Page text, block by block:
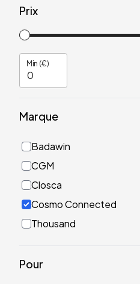
Prix
Min (€)
Marque
Badawin
CGM
Closca
Cosmo Connected
Thousand
Pour